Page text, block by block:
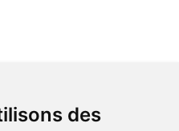
des
votre commande à Amiens
ou recevez-là rapidement